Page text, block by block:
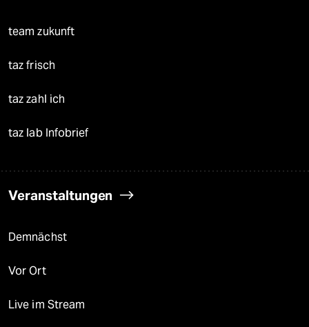
team zukunft
taz frisch
taz zahl ich
taz lab Infobrief
Veranstaltungen
Demnächst
Vor Ort
Live im Stream